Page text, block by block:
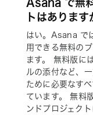
Asana で無
トはあります
はい。Asana で
用できる無料の
ます。 無料版に
ルの添付など、
ために必要なす
ています。 無料
ンドプロジェク